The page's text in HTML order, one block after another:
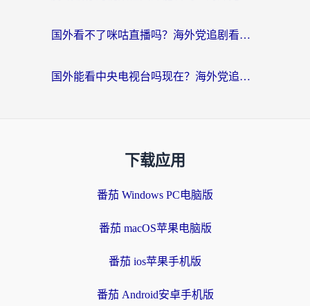
国外看不了咪咕直播吗？海外党追剧看片的加速器选择指南
国外能看中央电视台吗现在？海外党追剧看央视的实用指南
下载应用
番茄 Windows PC电脑版
番茄 macOS苹果电脑版
番茄 ios苹果手机版
番茄 Android安卓手机版